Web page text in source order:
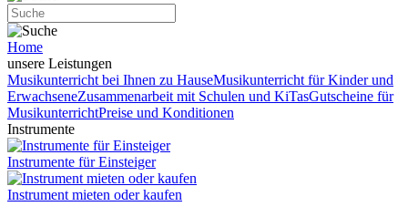
Home
unsere Leistungen
Musikunterricht bei Ihnen zu HauseMusikunterricht für Kinder und
ErwachseneZusammenarbeit mit Schulen und KiTasGutscheine für
MusikunterrichtPreise und Konditionen
Instrumente
Instrumente für Einsteiger
Instrument mieten oder kaufen